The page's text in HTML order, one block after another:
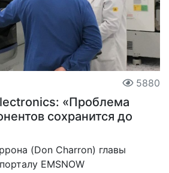
5880
«Проблема
сохранится до
(Don Charron) главы
EMSNOW